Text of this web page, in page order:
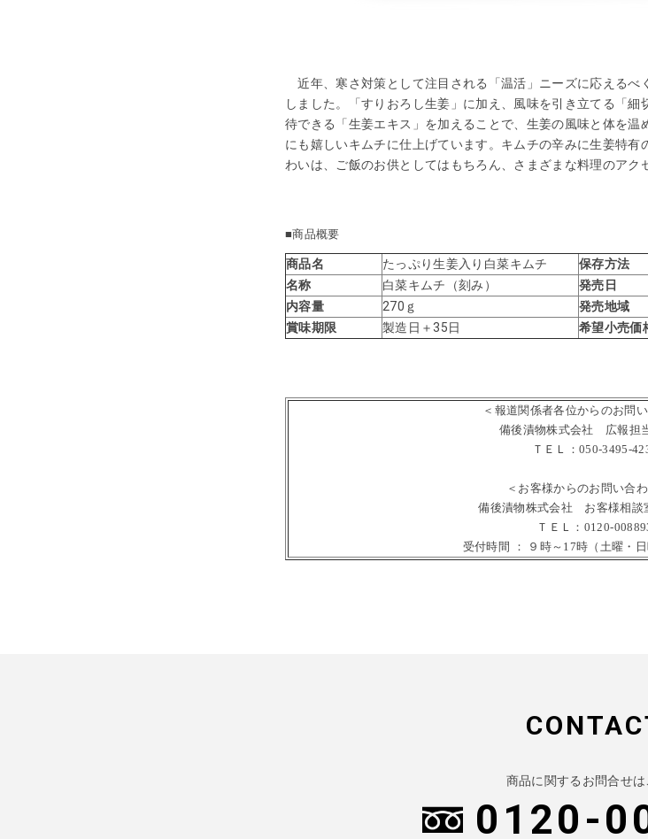
近年、寒さ対策として注目される「温活」ニーズに応えるべ
しました。「すりおろし生姜」に加え、風味を引き立てる「
待できる「生姜エキス」を加えることで、生姜の風味と体を
にも嬉しいキムチに仕上げています。キムチの辛みに生姜特
わいは、ご飯のお供としてはもちろん、さまざまな料理のアク
■商品概要
商品名 たっぷり生姜入り白菜キムチ 保存方法
名称
白菜キムチ（刻み） 発売日
内容量
270ｇ 発売地域
賞味期限
製造日＋35日 希望小売価
＜報道関係者各位からのお問
備後漬物株式会社 広報
ＴＥＬ：050-3495-
＜お客様からのお問い合
備後漬物株式会社 お
ＴＥＬ：0120-
受付時間 ： ９時～17時（土曜・日
商品に関するお問合せは
0120-